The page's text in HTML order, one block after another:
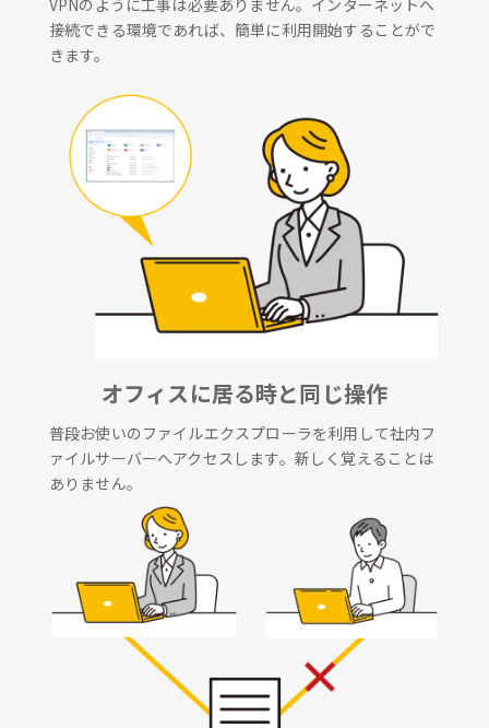
接続できる環境であれば、簡単に利用開始することがで
きます。
オフィスに居る時と同じ操作
普段お使いのファイルエクスプローラを利用して社内フ
ァイルサーバーへアクセスします。新しく覚えることは
ありません。